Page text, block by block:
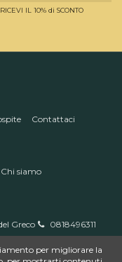
IL 10% di SCONTO
Contattaci
Chi siamo
Greco
0818496311
per migliorare la